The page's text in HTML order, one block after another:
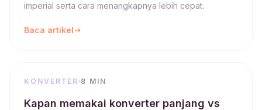
imperial serta cara menangkapnya lebih cepat.
Baca artikel
KONVERTER 8 MIN
Kapan memakai konverter panjang vs